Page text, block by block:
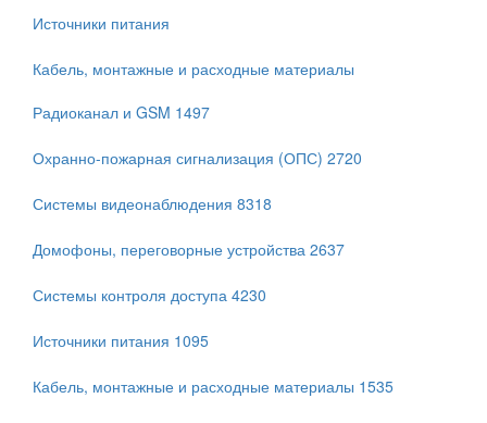
Источники питания
Кабель, монтажные и расходные материалы
Радиоканал и GSM 1497
Охранно-пожарная сигнализация (ОПС) 2720
Системы видеонаблюдения 8318
Домофоны, переговорные устройства 2637
Системы контроля доступа 4230
Источники питания 1095
Кабель, монтажные и расходные материалы 1535